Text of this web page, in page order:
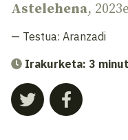
Astelehena,
— Testua: Aranzadi
Irakurketa: 3